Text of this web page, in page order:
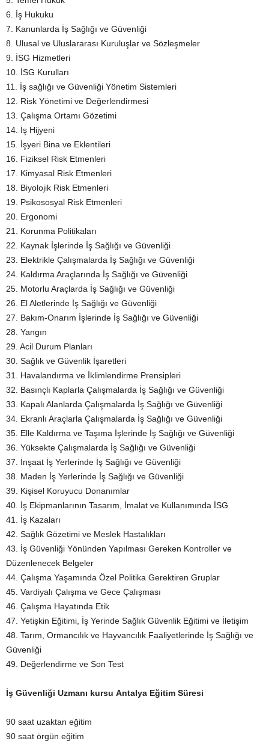
6. İş Hukuku
7. Kanunlarda İş Sağlığı ve Güvenliği
8. Ulusal ve Uluslararası Kuruluşlar ve Sözleşmeler
9. İSG Hizmetleri
10. İSG Kurulları
11. İş sağlığı ve Güvenliği Yönetim Sistemleri
12. Risk Yönetimi ve Değerlendirmesi
13. Çalışma Ortamı Gözetimi
14. İş Hijyeni
15. İşyeri Bina ve Eklentileri
16. Fiziksel Risk Etmenleri
17. Kimyasal Risk Etmenleri
18. Biyolojik Risk Etmenleri
19. Psikososyal Risk Etmenleri
20. Ergonomi
21. Korunma Politikaları
22. Kaynak İşlerinde İş Sağlığı ve Güvenliği
23. Elektrikle Çalışmalarda İş Sağlığı ve Güvenliği
24. Kaldırma Araçlarında İş Sağlığı ve Güvenliği
25. Motorlu Araçlarda İş Sağlığı ve Güvenliği
26. El Aletlerinde İş Sağlığı ve Güvenliği
27. Bakım-Onarım İşlerinde İş Sağlığı ve Güvenliği
28. Yangın
29. Acil Durum Planları
30. Sağlık ve Güvenlik İşaretleri
31. Havalandırma ve İklimlendirme Prensipleri
32. Basınçlı Kaplarla Çalışmalarda İş Sağlığı ve Güvenliği
33. Kapalı Alanlarda Çalışmalarda İş Sağlığı ve Güvenliği
34. Ekranlı Araçlarla Çalışmalarda İş Sağlığı ve Güvenliği
35. Elle Kaldırma ve Taşıma İşlerinde İş Sağlığı ve Güvenliği
36. Yüksekte Çalışmalarda İş Sağlığı ve Güvenliği
37. İnşaat İş Yerlerinde İş Sağlığı ve Güvenliği
38. Maden İş Yerlerinde İş Sağlığı ve Güvenliği
39. Kişisel Koruyucu Donanımlar
40. İş Ekipmanlarının Tasarım, İmalat ve Kullanımında İSG
41. İş Kazaları
42. Sağlık Gözetimi ve Meslek Hastalıkları
43. İş Güvenliği Yönünden Yapılması Gereken Kontroller ve
Düzenlenecek Belgeler
44. Çalışma Yaşamında Özel Politika Gerektiren Gruplar
45. Vardiyalı Çalışma ve Gece Çalışması
46. Çalışma Hayatında Etik
47. Yetişkin Eğitimi, İş Yerinde Sağlık Güvenlik Eğitimi ve İletişim
48. Tarım, Ormancılık ve Hayvancılık Faaliyetlerinde İş Sağlığı ve
Güvenliği
49. Değerlendirme ve Son Test
İş Güvenliği Uzmanı kursu Antalya Eğitim Süresi
90 saat uzaktan eğitim
90 saat örgün eğitim